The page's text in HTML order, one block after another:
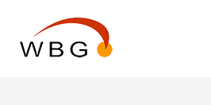
überspringen
primären
Navigation